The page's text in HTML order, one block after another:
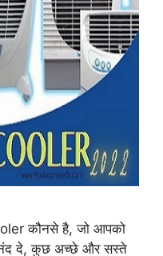
कौनसे है, जो आपको
दे, कुछ अच्छे और सस्ते